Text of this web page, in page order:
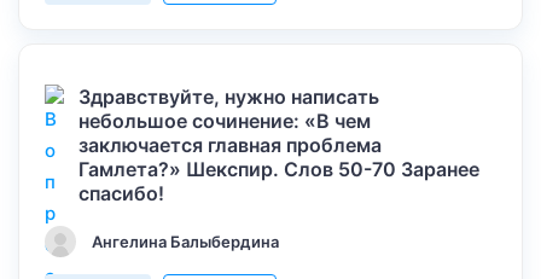
Здравствуйте, нужно написать
небольшое сочинение: «В чем
заключается главная проблема
Гамлета?» Шекспир. Слов 50-70 Заранее
спасибо!
Ангелина Балыбердина